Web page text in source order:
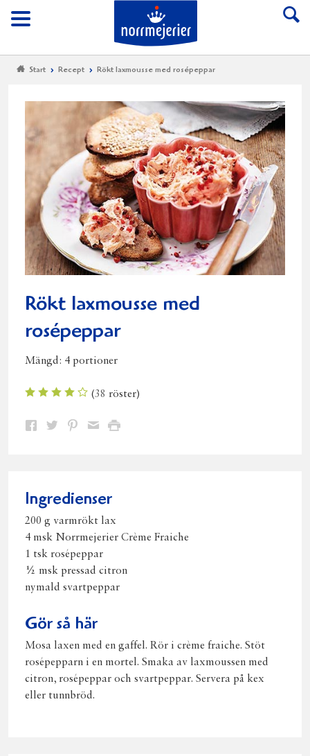
Meny
Till Norrmejerier
Start Recept Rökt laxmousse med rosépeppar
Rökt laxmousse med
rosépeppar
Mängd: 4 portioner
(38 röster)
Dela Dela Dela DelaSkriv
Ingredienser
200 g varmrökt lax
4 msk Norrmejerier Crème Fraiche
1 tsk rosépeppar
½ msk pressad citron
nymald svartpeppar
Gör så här
Mosa laxen med en gaffel. Rör i crème fraiche. Stöt
rosépepparn i en mortel. Smaka av laxmoussen med
citron, rosépeppar och svartpeppar. Servera på kex
eller tunnbröd.